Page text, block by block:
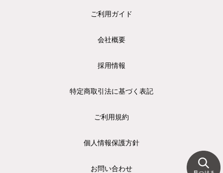
ご利用ガイド
会社概要
採用情報
特定商取引法に基づく表記
ご利用規約
個人情報保護方針
お問い合わせ